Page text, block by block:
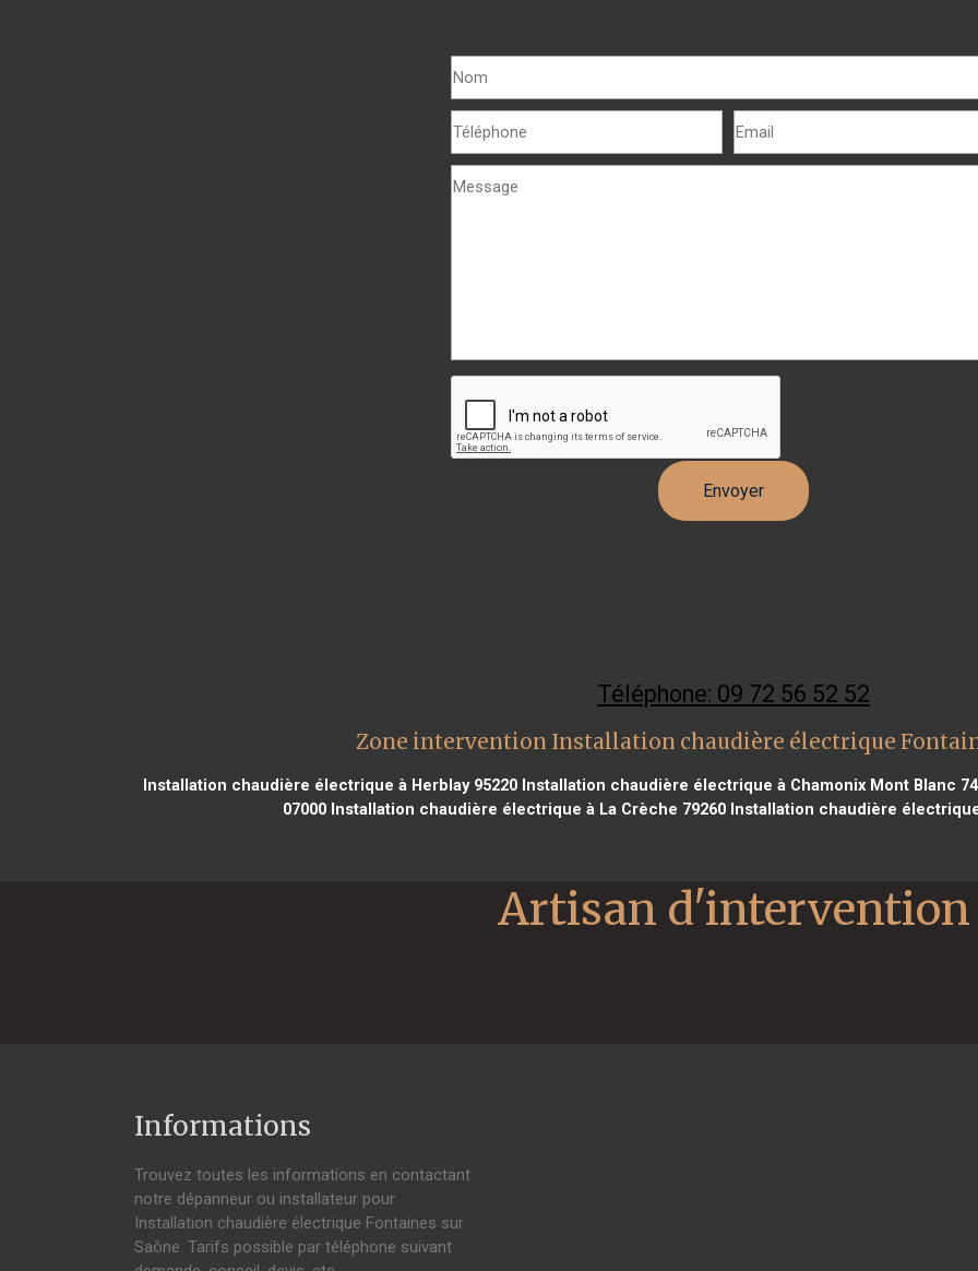
Téléphone: 09 72 56 52 52
Zone intervention Installation chaudière électrique
Installation chaudière électrique à Herblay 95220 Installation chaudière électrique à Chamonix Mont Blanc
07000Installation chaudière électrique à La Crèche 79260Installation chaudière
Informations
Trouvez toutes les informations en contactant
notre dépanneur ou installateur pour
Installation chaudière électrique Fontaines sur
Saône. Tarifs possible par téléphone suivant
Artisan d'intervention